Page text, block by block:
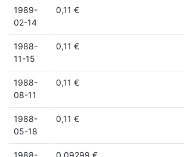
1989-
02-14
0,11 €
1988-
11-15
0,11 €
1988-
08-11
0,11 €
1988-
05-18
0,11 €
1988-
0,09299 €